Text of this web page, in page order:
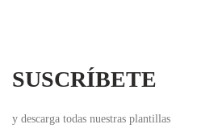
SUSCRÍBETE
y descarga todas nuestras plantillas